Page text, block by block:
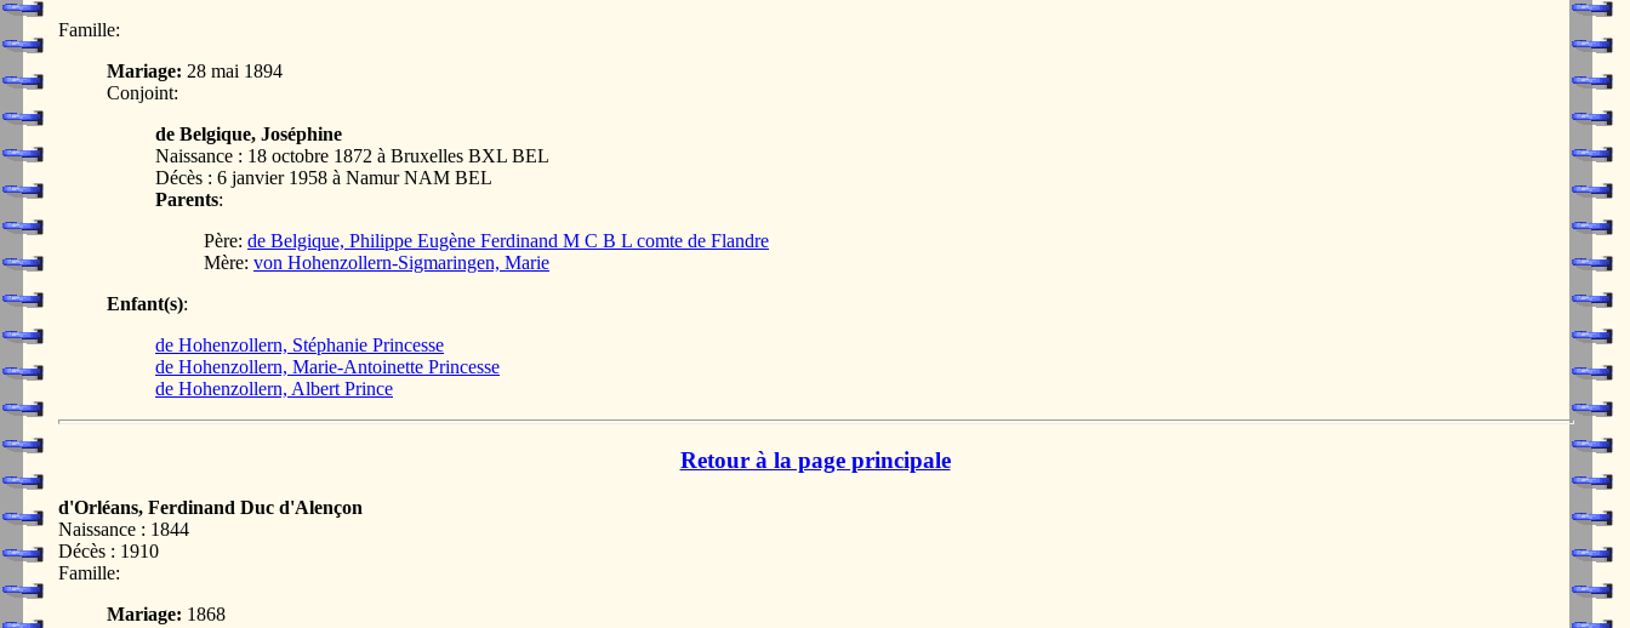
Famille:
Mariage: 28 mai 1894
Conjoint:
de Belgique, Joséphine
Naissance : 18 octobre 1872 à Bruxelles BXL BEL
Décès : 6 janvier 1958 à Namur NAM BEL
Parents:
Père: de Belgique, Philippe Eugène Ferdinand M C B L comte de Flandre
Mère: von Hohenzollern-Sigmaringen, Marie
Enfant(s):
de Hohenzollern, Stéphanie Princesse
de Hohenzollern, Marie-Antoinette Princesse
de Hohenzollern, Albert Prince
Retour à la page principale
d'Orléans, Ferdinand Duc d'Alençon
Naissance : 1844
Décès : 1910
Famille:
Mariage: 1868